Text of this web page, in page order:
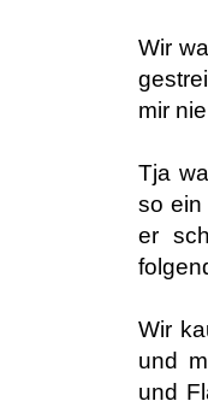
Wir
mir
Tja
so ein
er
Wir
und
und